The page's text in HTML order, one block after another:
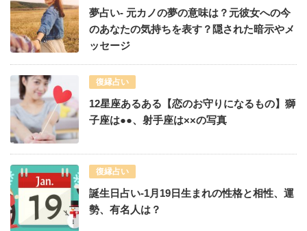
夢占い- 元カノの夢の意味は？元彼女への今
のあなたの気持ちを表す？隠された暗示やメ
ッセージ
復縁占い
12星座あるある【恋のお守りになるもの】獅
子座は●●、射手座は××の写真
復縁占い
誕生日占い-1月19日生まれの性格と相性、運
勢、有名人は？